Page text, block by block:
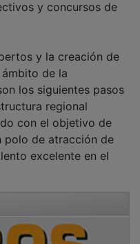
de la
los siguientes pasos
regional
con el objetivo de
polo de atracción de
excelente en el